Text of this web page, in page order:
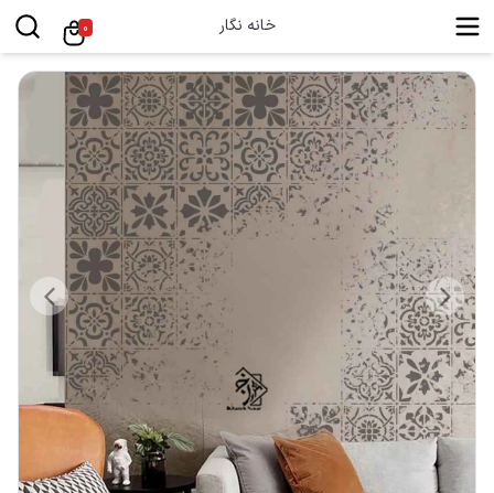
خانه نگار 0